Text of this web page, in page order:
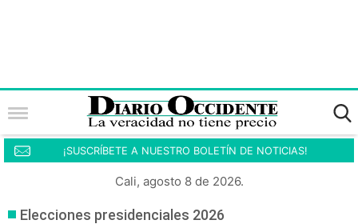
¡SUSCRÍBETE A NUESTRO BOLETÍN DE NOTICIAS!
Cali, agosto 8 de 2026.
Elecciones presidenciales 2026